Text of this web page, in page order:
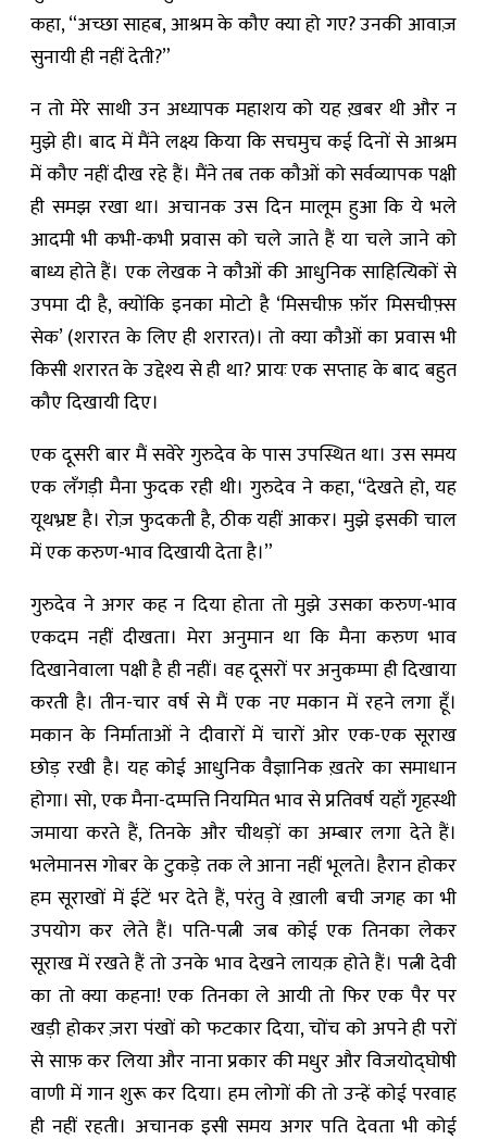
कहा, “अच्छा साहब, आश्रम के कौए क्या हो गए? उनकी आवाज़
सुनायी ही नहीं देती?”
न तो मेरे साथी उन अध्यापक महाशय को यह ख़बर थी और न
मुझे ही। बाद में मैंने लक्ष्य किया कि सचमुच कई दिनों से आश्रम
में कौए नहीं दीख रहे हैं। मैंने तब तक कौओं को सर्वव्यापक पक्षी
ही समझ रखा था। अचानक उस दिन मालूम हुआ कि ये भले
आदमी भी कभी-कभी प्रवास को चले जाते हैं या चले जाने को
बाध्य होते हैं। एक लेखक ने कौओं की आधुनिक साहित्यिकों से
उपमा दी है, क्योंकि इनका मोटो है ‘मिसचीफ़ फ़ॉर मिसचीफ़्स
सेक’ (शरारत के लिए ही शरारत)। तो क्या कौओं का प्रवास भी
किसी शरारत के उद्देश्य से ही था? प्रायः एक सप्ताह के बाद बहुत
कौए दिखायी दिए।
एक दूसरी बार मैं सवेरे गुरुदेव के पास उपस्थित था। उस समय
एक लँगड़ी मैना फुदक रही थी। गुरुदेव ने कहा, “देखते हो, यह
यूथभ्रष्ट है। रोज़ फुदकती है, ठीक यहीं आकर। मुझे इसकी चाल
में एक करुण-भाव दिखायी देता है।”
गुरुदेव ने अगर कह न दिया होता तो मुझे उसका करुण-भाव
एकदम नहीं दीखता। मेरा अनुमान था कि मैना करुण भाव
दिखानेवाला पक्षी है ही नहीं। वह दूसरों पर अनुकम्पा ही दिखाया
करती है। तीन-चार वर्ष से मैं एक नए मकान में रहने लगा हूँ।
मकान के निर्माताओं ने दीवारों में चारों ओर एक-एक सूराख
छोड़ रखी है। यह कोई आधुनिक वैज्ञानिक ख़तरे का समाधान
होगा। सो, एक मैना-दम्पत्ति नियमित भाव से प्रतिवर्ष यहाँ गृहस्थी
जमाया करते हैं, तिनके और चीथड़ों का अम्बार लगा देते हैं।
भलेमानस गोबर के टुकड़े तक ले आना नहीं भूलते। हैरान होकर
हम सूराखों में ईटें भर देते हैं, परंतु वे ख़ाली बची जगह का भी
उपयोग कर लेते हैं। पति-पत्नी जब कोई एक तिनका लेकर
सूराख में रखते हैं तो उनके भाव देखने लायक़ होते हैं। पत्नी देवी
का तो क्या कहना! एक तिनका ले आयी तो फिर एक पैर पर
खड़ी होकर ज़रा पंखों को फटकार दिया, चोंच को अपने ही परों
से साफ़ कर लिया और नाना प्रकार की मधुर और विजयोद्घोषी
वाणी में गान शुरू कर दिया। हम लोगों की तो उन्हें कोई परवाह
ही नहीं रहती। अचानक इसी समय अगर पति देवता भी कोई